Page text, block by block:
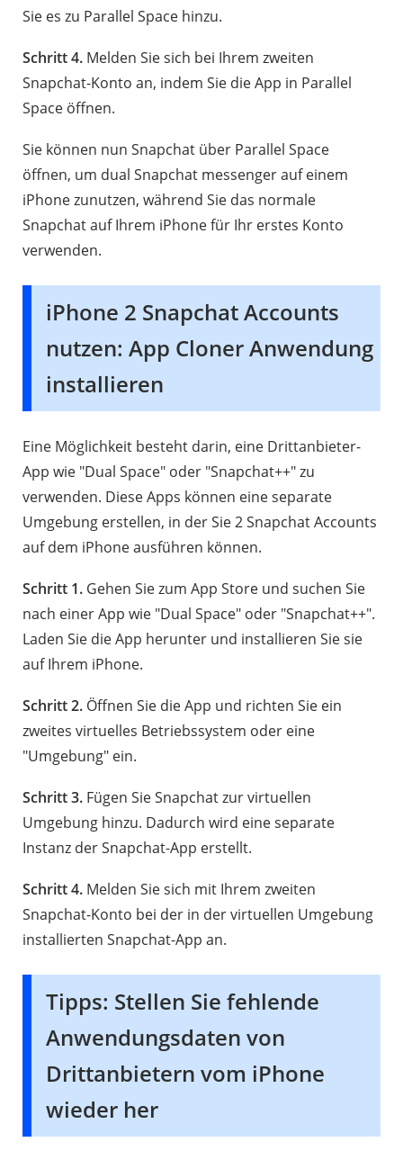
Sie es zu Parallel Space hinzu.
Schritt 4. Melden Sie sich bei Ihrem zweiten
Snapchat-Konto an, indem Sie die App in Parallel
Space öffnen.
Sie können nun Snapchat über Parallel Space
öffnen, um dual Snapchat messenger auf einem
iPhone zunutzen, während Sie das normale
Snapchat auf Ihrem iPhone für Ihr erstes Konto
verwenden.
iPhone 2 Snapchat Accounts
nutzen: App Cloner Anwendung
installieren
Eine Möglichkeit besteht darin, eine Drittanbieter-
App wie "Dual Space" oder "Snapchat++" zu
verwenden. Diese Apps können eine separate
Umgebung erstellen, in der Sie 2 Snapchat Accounts
auf dem iPhone ausführen können.
Schritt 1. Gehen Sie zum App Store und suchen Sie
nach einer App wie "Dual Space" oder "Snapchat++".
Laden Sie die App herunter und installieren Sie sie
auf Ihrem iPhone.
Schritt 2. Öffnen Sie die App und richten Sie ein
zweites virtuelles Betriebssystem oder eine
"Umgebung" ein.
Schritt 3. Fügen Sie Snapchat zur virtuellen
Umgebung hinzu. Dadurch wird eine separate
Instanz der Snapchat-App erstellt.
Schritt 4. Melden Sie sich mit Ihrem zweiten
Snapchat-Konto bei der in der virtuellen Umgebung
installierten Snapchat-App an.
Tipps: Stellen Sie fehlende
Anwendungsdaten von
Drittanbietern vom iPhone
wieder her